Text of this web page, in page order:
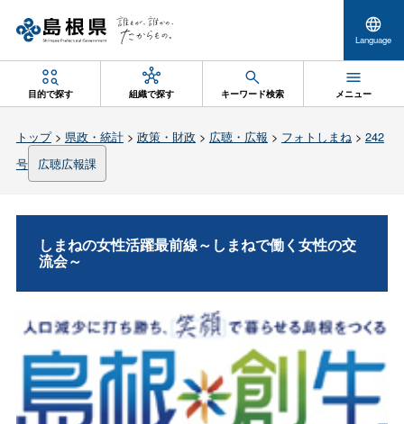
Language
目的で探す 組織で探す キーワード検索 メニュー
トップ> 県政・統計> 政策・財政 > 広聴・広報 > フォトしまね> 242
号
広聴広報課
しまねの女性活躍最前線～しまねで働く女性の交
流会～